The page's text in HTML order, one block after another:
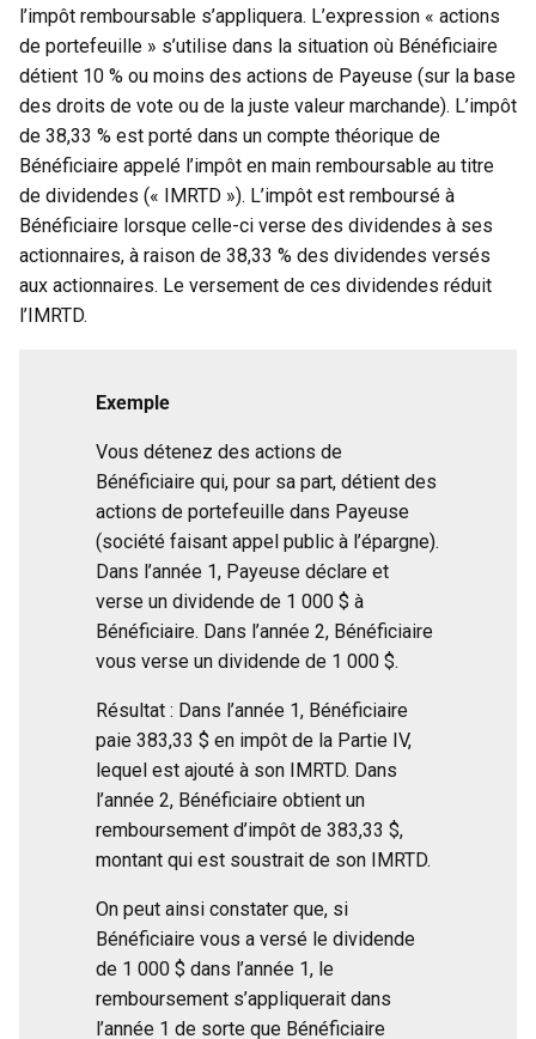
l’impôt remboursable s’appliquera. L’expression « actions
de portefeuille » s’utilise dans la situation où Bénéficiaire
détient 10 % ou moins des actions de Payeuse (sur la base
des droits de vote ou de la juste valeur marchande). L’impôt
de 38,33 % est porté dans un compte théorique de
Bénéficiaire appelé l’impôt en main remboursable au titre
de dividendes (« IMRTD »). L’impôt est remboursé à
Bénéficiaire lorsque celle-ci verse des dividendes à ses
actionnaires, à raison de 38,33 % des dividendes versés
aux actionnaires. Le versement de ces dividendes réduit
l’IMRTD.
Exemple
Vous détenez des actions de
Bénéficiaire qui, pour sa part, détient des
actions de portefeuille dans Payeuse
(société faisant appel public à l’épargne).
Dans l’année 1, Payeuse déclare et
verse un dividende de 1 000 $ à
Bénéficiaire. Dans l’année 2, Bénéficiaire
vous verse un dividende de 1 000 $.
Résultat : Dans l’année 1, Bénéficiaire
paie 383,33 $ en impôt de la Partie IV,
lequel est ajouté à son IMRTD. Dans
l’année 2, Bénéficiaire obtient un
remboursement d’impôt de 383,33 $,
montant qui est soustrait de son IMRTD.
On peut ainsi constater que, si
Bénéficiaire vous a versé le dividende
de 1 000 $ dans l’année 1, le
remboursement s’appliquerait dans
l’année 1 de sorte que Bénéficiaire